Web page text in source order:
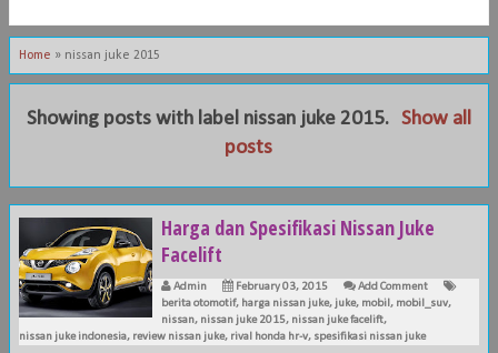
Home » nissan juke 2015
Showing posts with label nissan juke 2015. Show all
posts
Harga dan Spesifikasi Nissan Juke
Facelift
Admin February 03, 2015
Add Comment
berita otomotif, harga nissan juke, juke, mobil , mobil_suv,
nissan, nissan juke 2015, nissan juke facelift,
nissan juke indonesia, review nissan juke, rival honda hr-v, spesifikasi nissan juke